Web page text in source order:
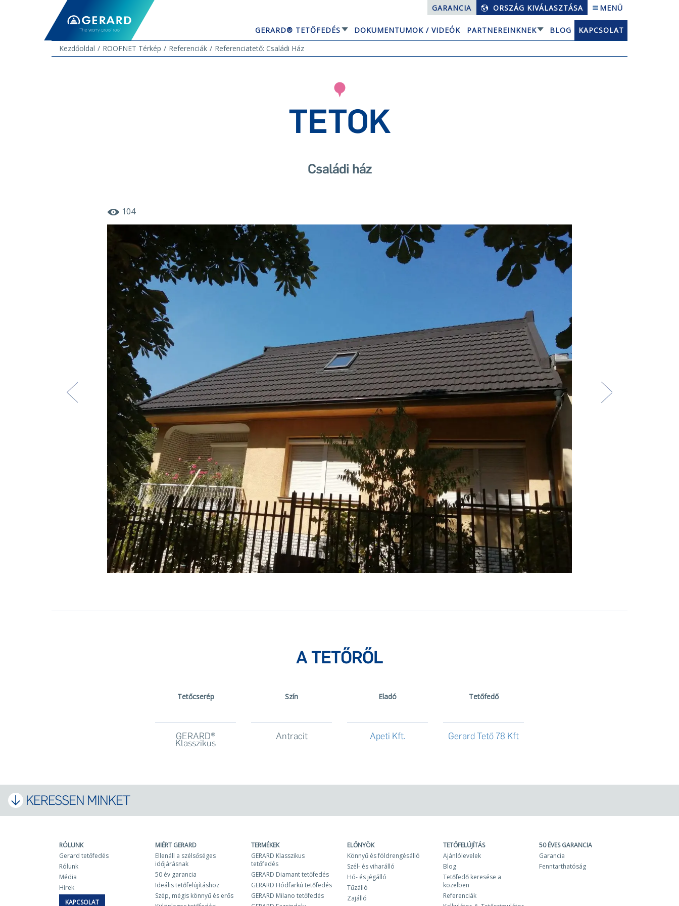
GARANCIA ORSZÁG KIVÁLASZTÁSA MENÜ
GERARD® TETŐFEDÉS DOKUMENTUMOK / VIDEÓK PARTNEREINKNEK BLOG
KAPCSOLAT
Kezdőoldal
ROOFNET Térkép Referenciák Referenciatető: Családi Ház
TETOK
Családi ház
104
A TETŐRŐL
Tetőcserép
GERARD®
Klasszikus
Szín
Antracit
Eladó
Apeti Kft.
Tetőfedő
Gerard Tető 78 Kft
KERESSEN MINKET
RÓLUNK
Gerard tetőfedés
Rólunk
Média
Hírek
KAPCSOLAT
MIÉRT GERARD
Ellenáll a szélsőséges
időjárásnak
50 év garancia
Ideális tetőfelújításhoz
Szép, mégis könnyű és erős
TERMÉKEK
GERARD Klasszikus
tetőfedés
GERARD Diamant tetőfedés
GERARD Hódfarkú tetőfedés
GERARD Milano tetőfedés
ELŐNYÖK
Könnyű és földrengésálló
Szél- és viharálló
Hó- és jégálló
Tűzálló
Zajálló
TETŐFELÚJÍTÁS
Ajánlólevelek
Blog
Tetőfedő keresése a
közelben
Referenciák
50 ÉVES GARANCIA
Garancia
Fenntarthatóság